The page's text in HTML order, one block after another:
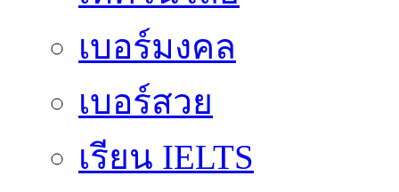
เบอร์มงคล
เบอร์สวย
เรียน IELTS